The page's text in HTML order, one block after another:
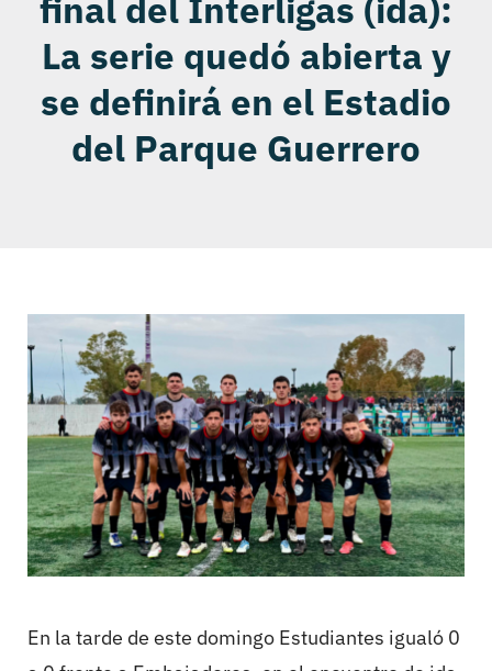
Contacto
final del Interligas (ida):
La serie quedó abierta y
se definirá en el Estadio
del Parque Guerrero
En la tarde de este domingo Estudiantes igualó 0